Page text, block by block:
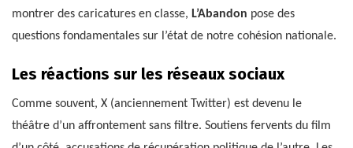
montrer des caricatures en classe, L’Abandon pose des
questions fondamentales sur l’état de notre cohésion nationale.
Les réactions sur les réseaux sociaux
Comme souvent, X (anciennement Twitter) est devenu le
théâtre d’un affrontement sans filtre. Soutiens fervents du film